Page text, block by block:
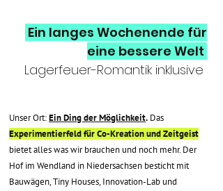
Ein langes Wochenende für
eine bessere Welt
Lagerfeuer-Romantik inklusive
Unser Ort:Ein Ding der Möglichkeit. Das
Experimentierfeld für Co-Kreation und Zeitgeist
bietet alles was wir brauchen und noch mehr. Der
Hof im Wendland in Niedersachsen besticht mit
Bauwägen, Tiny Houses, Innovation-Lab und